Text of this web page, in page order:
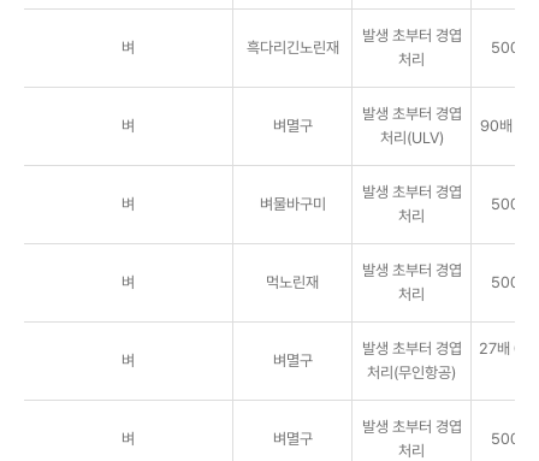
벼 흑다리긴노린재
발생 초부터 경엽
처리
5000
벼 벼멸구
발생 초부터 경엽
처리(ULV)
90배
벼 벼물바구미
발생 초부터 경엽
처리
5000
벼 먹노린재
발생 초부터 경엽
처리
5000
벼 벼멸구
발생 초부터 경엽
처리(무인항공)
27배
벼 벼멸구
발생 초부터 경엽
처리
5000